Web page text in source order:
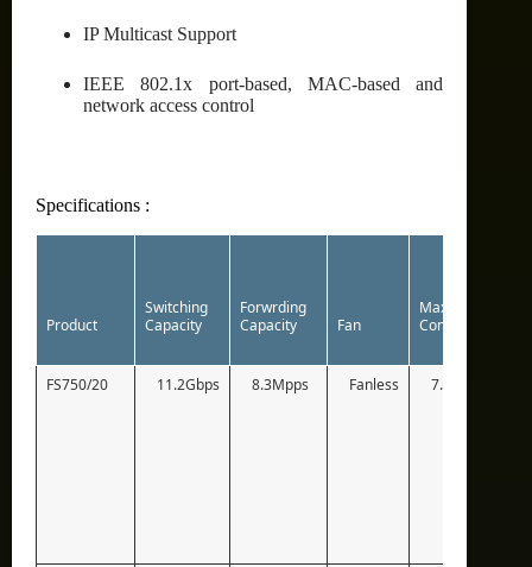
IP Multicast Support
IEEE 802.1x port-based, MAC-based and
network access control
Specifications :
Product
Switching
Capacity
Forwrding
Capacity
Fan
Max Power
Consumption
FS750/20 11.2Gbps 8.3Mpps Fanless 7.6W